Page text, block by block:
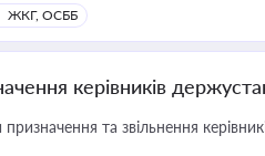
ЖКГ, ОСББ
керівників
та звільнення